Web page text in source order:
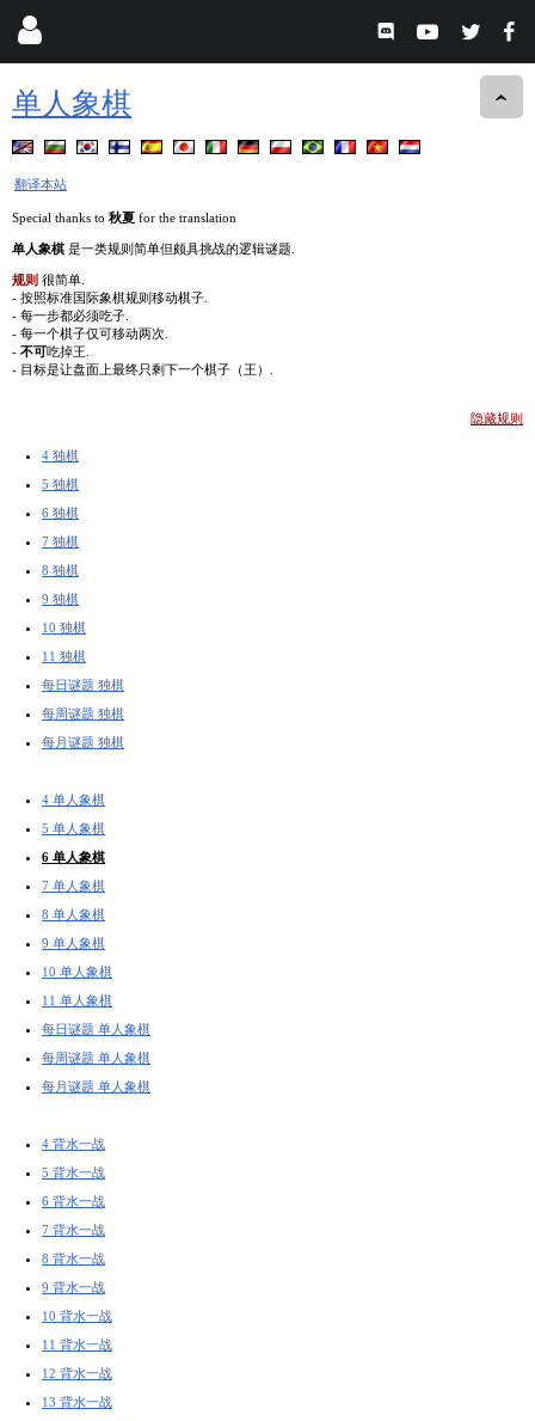
单人象棋
翻译本站
Special thanks to 秋夏 for the translation
单人象棋 是一类规则简单但颇具挑战的逻辑谜题.
规则 很简单.
- 按照标准国际象棋规则移动棋子.
- 每一步都必须吃子.
- 每一个棋子仅可移动两次.
- 不可吃掉王.
- 目标是让盘面上最终只剩下一个棋子（王）.
隐藏规则
4 独棋
5 独棋
6 独棋
7 独棋
8 独棋
9 独棋
10 独棋
11 独棋
每日谜题 独棋
每周谜题 独棋
每月谜题 独棋
4 单人象棋
5 单人象棋
6 单人象棋
7 单人象棋
8 单人象棋
9 单人象棋
10 单人象棋
11 单人象棋
每日谜题 单人象棋
每周谜题 单人象棋
每月谜题 单人象棋
4 背水一战
5 背水一战
6 背水一战
7 背水一战
8 背水一战
9 背水一战
10 背水一战
11 背水一战
12 背水一战
13 背水一战